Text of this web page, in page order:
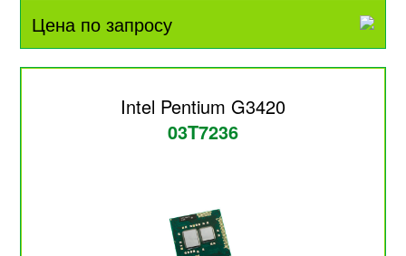
Цена по запросу
Intel Pentium G3420
03T7236